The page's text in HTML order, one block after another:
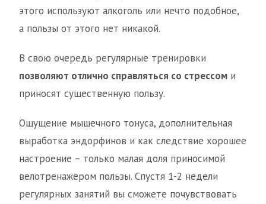
этого используют алкоголь или нечто подобное,
а пользы от этого нет никакой.
В свою очередь регулярные тренировки
позволяют отлично справляться со стрессом и
приносят существенную пользу.
Ощущение мышечного тонуса, дополнительная
выработка эндорфинов и как следствие хорошее
настроение – только малая доля приносимой
велотренажером пользы. Спустя 1-2 недели
регулярных занятий вы сможете почувствовать